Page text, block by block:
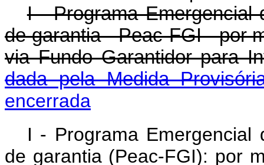
I - Programa Emergencial
de garantia - Peac-FGI - por
via Fundo Garantidor
dada pela Medida
encerrada
I - Programa Emergencial
de garantia (Peac-FGI): por